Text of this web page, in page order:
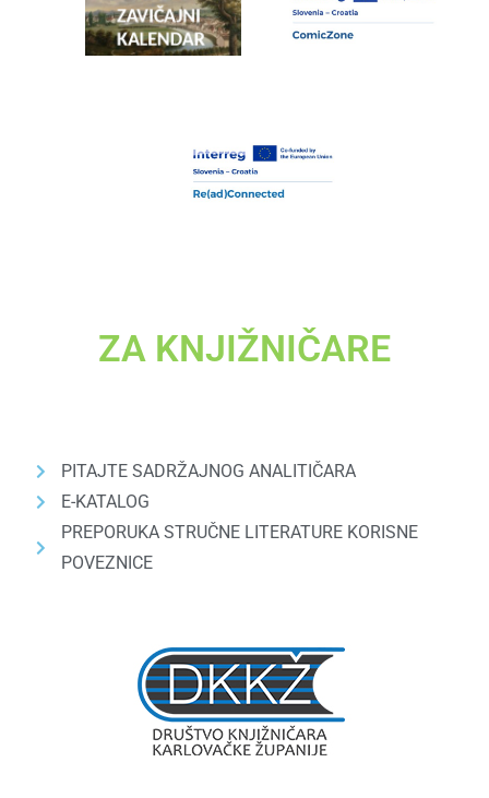
ZA KNJIŽNIČARE
PITAJTE SADRŽAJNOG ANALITIČARA
E-KATALOG
PREPORUKA STRUČNE LITERATURE KORISNE
POVEZNICE